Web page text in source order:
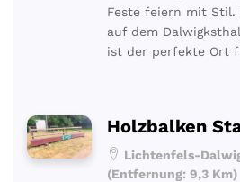
Feste feiern mit Stil.
auf dem
ist der perfekte Ort
Holzbalken
Lichtenfels-
(Entfernung: 9,3 Km)